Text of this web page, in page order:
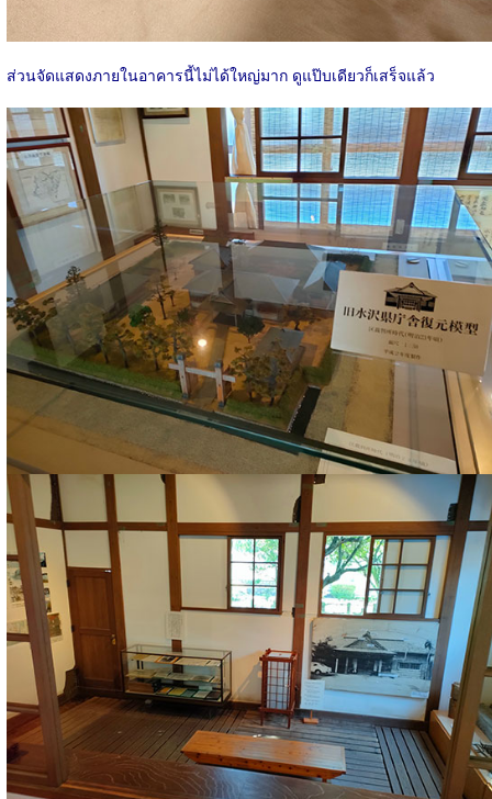
ส่วนจัดแสดงภายในอาคารนี้ไม่ได้ใหญ่มาก ดูแป๊บเดียวก็เสร็จแล้ว